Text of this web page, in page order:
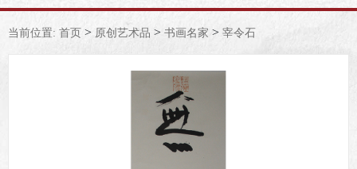
当前位置: 首页 > 原创艺术品 > 书画名家 > 宰令石